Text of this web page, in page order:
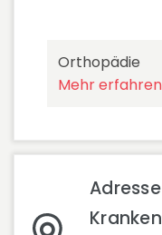
Orthopädie
Mehr erfahren